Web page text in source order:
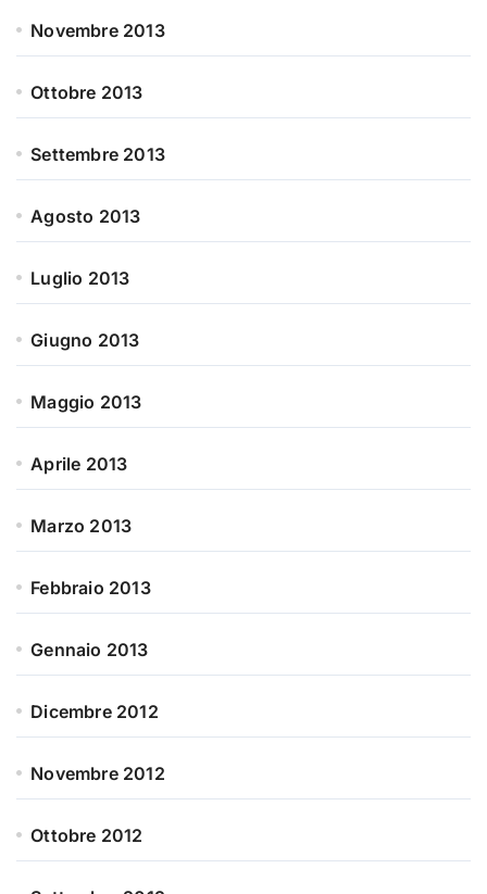
Novembre 2013
Ottobre 2013
Settembre 2013
Agosto 2013
Luglio 2013
Giugno 2013
Maggio 2013
Aprile 2013
Marzo 2013
Febbraio 2013
Gennaio 2013
Dicembre 2012
Novembre 2012
Ottobre 2012